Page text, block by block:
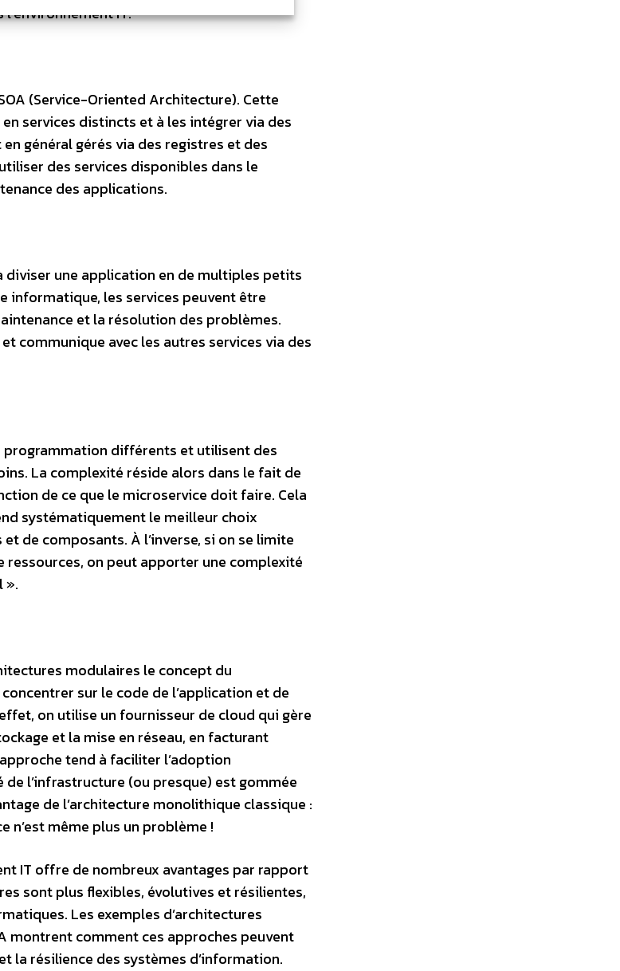
IT.
(Service-Oriented Architecture). Cette
services distincts et à les intégrer via des
général gérés via des registres et des
des services disponibles dans le
des applications.
diviser une application en de multiples petits
informatique, les services peuvent être
et la résolution des problèmes.
communique avec les autres services via des
programmation différents et utilisent des
La complexité réside alors dans le fait de
de ce que le microservice doit faire. Cela
systématiquement le meilleur choix
de composants. À l’inverse, si on se limite
on peut apporter une complexité
».
modulaires le concept du
sur le code de l’application et de
on utilise un fournisseur de cloud qui gère
et la mise en réseau, en facturant
tend à faciliter l’adoption
l’infrastructure (ou presque) est gommée
de l’architecture monolithique classique :
n’est même plus un problème !
IT offre de nombreux avantages par rapport
sont plus flexibles, évolutives et résilientes,
Les exemples d’architectures
montrent comment ces approches peuvent
la résilience des systèmes d’information.